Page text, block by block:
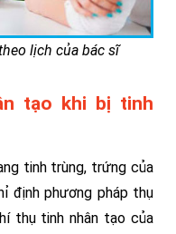
lịch của bác sĩ
tạo khi bị tinh
tinh trùng, trứng của
định phương pháp thụ
thụ tinh nhân tạo của